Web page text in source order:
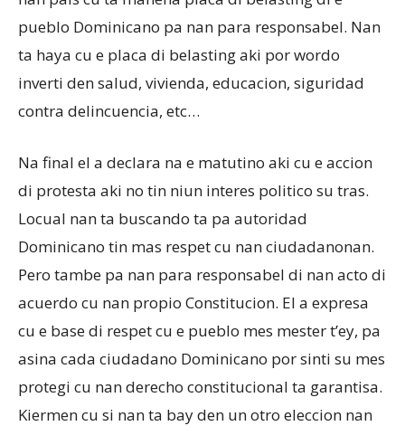
pueblo Dominicano pa nan para responsabel. Nan
ta haya cu e placa di belasting aki por wordo
inverti den salud, vivienda, educacion, siguridad
contra delincuencia, etc…
Na final el a declara na e matutino aki cu e accion
di protesta aki no tin niun interes politico su tras.
Locual nan ta buscando ta pa autoridad
Dominicano tin mas respet cu nan ciudadanonan.
Pero tambe pa nan para responsabel di nan acto di
acuerdo cu nan propio Constitucion. El a expresa
cu e base di respet cu e pueblo mes mester t’ey, pa
asina cada ciudadano Dominicano por sinti su mes
protegi cu nan derecho constitucional ta garantisa.
Kiermen cu si nan ta bay den un otro eleccion nan